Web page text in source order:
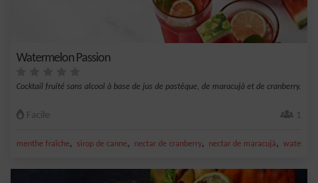
Watermelon Passion
Cocktail fruité sans alcool à base de jus de pastèque, de maracujà et de cranberry.
Facile 1
menthe fraîche, sirop de canne, nectar de cranberry, nectar de maracujà,